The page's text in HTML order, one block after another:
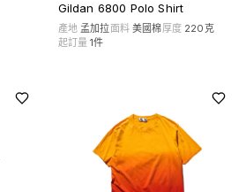
Gildan 6800 Polo Shirt
產地 孟加拉面料 美國棉 厚度 220克
起訂量 1件